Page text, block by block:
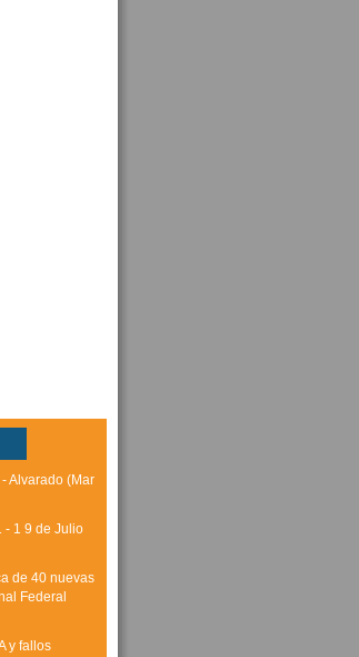
Alvarado (Mar
- 1 9 de Julio
de 40 nuevas
Federal
y fallos